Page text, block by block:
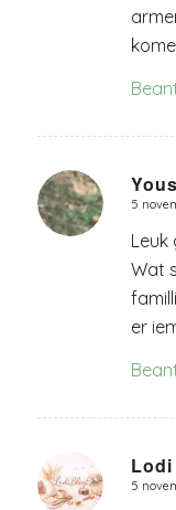
zegt:
5
Leuk
Wat
er
Lodi
zegt:
5